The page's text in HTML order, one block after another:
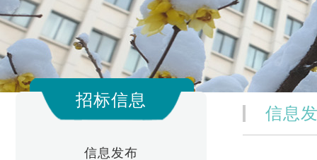
招标信息
信息发布
信息